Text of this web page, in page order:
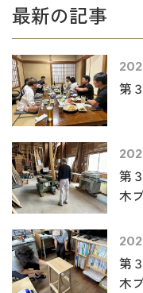
最新の記事
第
第
木
第
木